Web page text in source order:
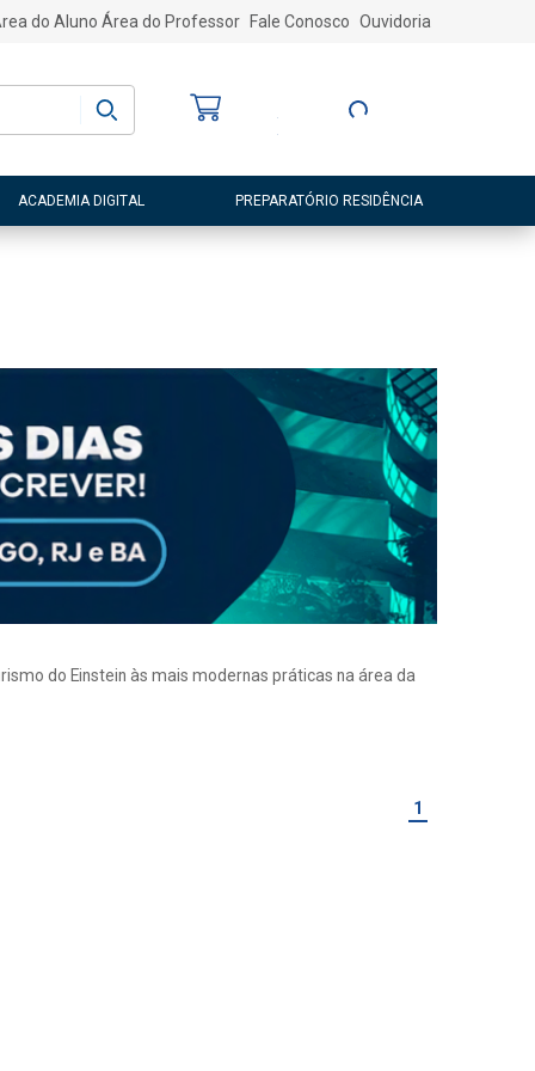
do Aluno Área do Professor Fale Conosco Ouvidoria
Entre ou Cadastre-
ACADEMIA DIGITAL PREPARATÓRIO RESIDÊNCIA
do Einstein às mais modernas práticas na área da
1